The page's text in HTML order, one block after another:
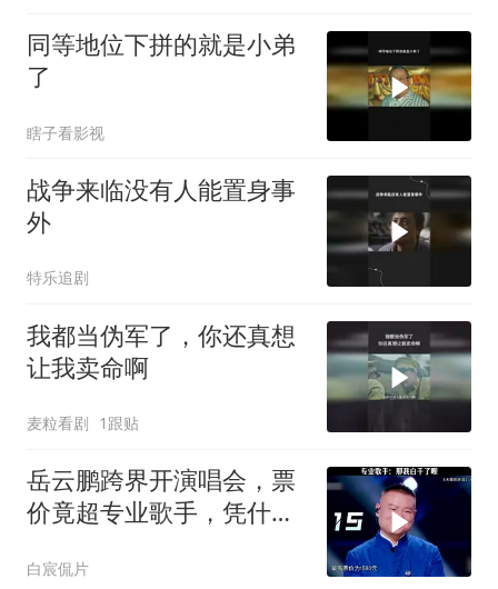
同等地位下拼的就是小弟
了
瞎子看影视
战争来临没有人能置身事
外
特乐追剧
我都当伪军了，你还真想
让我卖命啊
麦粒看剧 1跟贴
岳云鹏跨界开演唱会，票
价竟超专业歌手，凭什
白宸侃片